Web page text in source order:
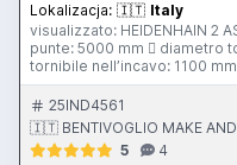
Lokalizacja: 🇮🇹 Italy
visualizzato: HEIDENHAIN 2
punte: 5000 mm  diametro
tornibile nell’incavo: 1100
rotazione 14-1010 rpm 
longitudinale  rapido
bancale 450 mm 
lunette
25IND4561
🇮🇹 BENTIVOGLIO MAKE AND
5
4